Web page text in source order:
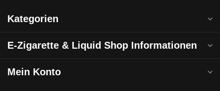
Kategorien
E-Zigarette & Liquid Shop Informationen
Mein Konto